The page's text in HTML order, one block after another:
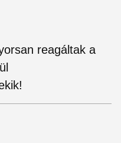
reagáltak a